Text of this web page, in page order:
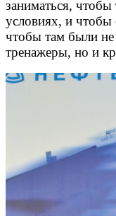
заниматься,
условиях, и чтобы
чтобы там были не
тренажеры, но и